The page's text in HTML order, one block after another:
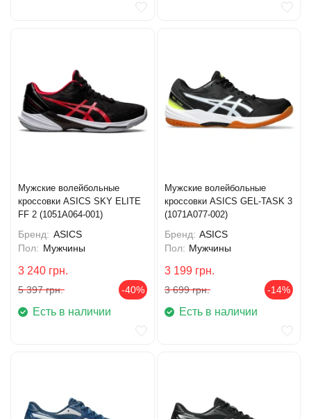
Мужские волейбольные
кроссовки ASICS SKY ELITE
FF 2 (1051A064-001)
Бренд: ASICS
Пол: Мужчины
3 240 грн.
5 397 грн. -40%
Есть в наличии
Мужские волейбольные
кроссовки ASICS GEL-TASK 3
(1071A077-002)
Бренд: ASICS
Пол: Мужчины
3 199 грн.
3 699 грн. -14%
Есть в наличии